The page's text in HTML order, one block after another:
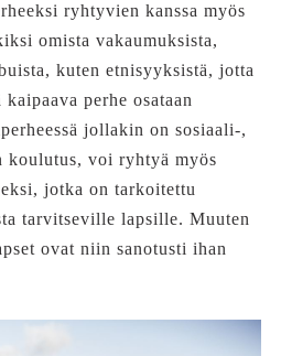
ryhtyvien kanssa myös
omista vakaumuksista,
kuten etnisyyksistä, jotta
perhe osataan
jollakin on sosiaali-,
koulutus, voi ryhtyä myös
jotka on tarkoitettu
tarvitseville lapsille. Muuten
ovat niin sanotusti ihan